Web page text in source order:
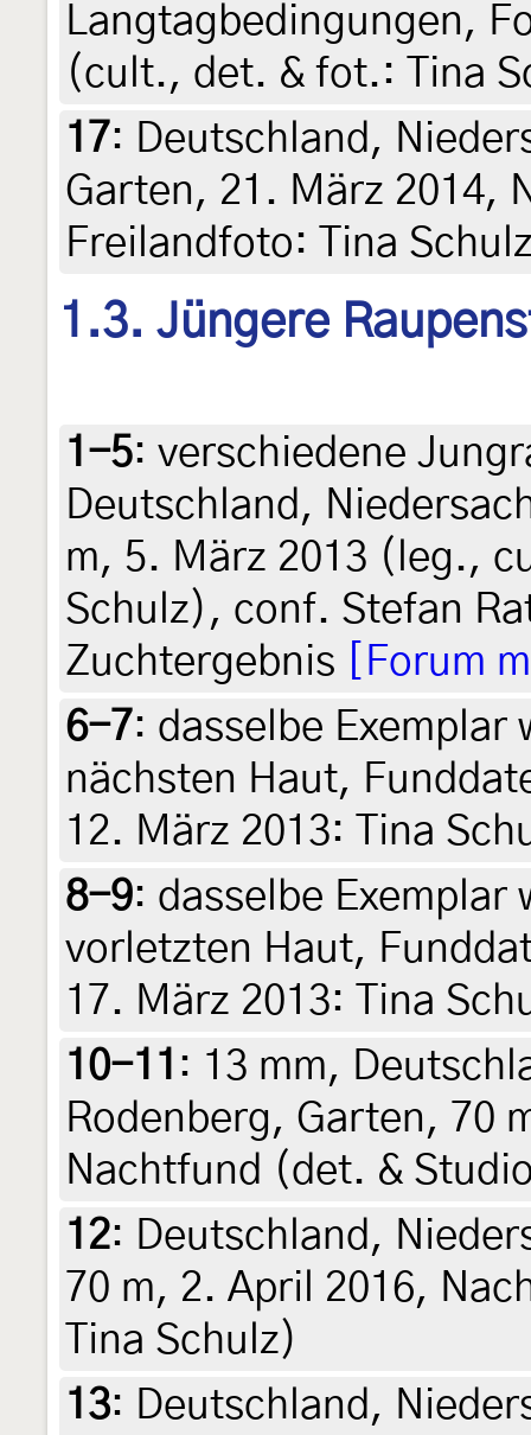
Langtagbedingungen,
(cult., det. & fot.: Tina
17: Deutschland,
Garten, 21. März 2014,
Freilandfoto: Tina
1.3. Jüngere
1-5: verschiedene
Deutschland,
m, 5. März 2013 (leg.,
Schulz), conf. Stefan
Zuchtergebnis
[Forum
6-7: dasselbe
nächsten Haut,
12. März 2013: Tina
8-9: dasselbe
vorletzten Haut,
17. März 2013: Tina
10-11 : 13 mm,
Rodenberg, Garten, 70
Nachtfund (det. &
12: Deutschland,
70 m, 2. April 2016,
Tina Schulz)
13: Deutschland,